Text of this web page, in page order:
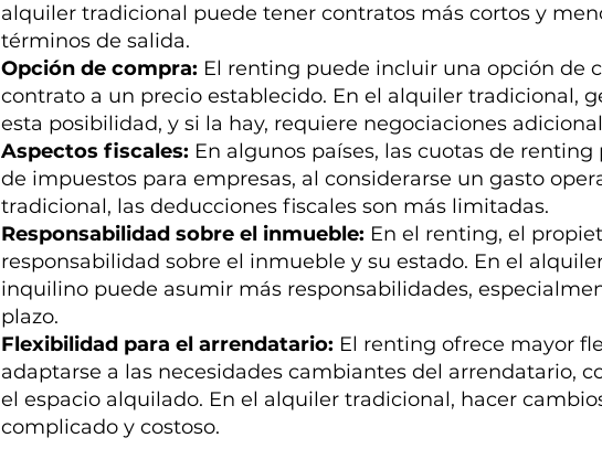
alquiler tradicional puede tener contratos más cortos y
términos de salida.
Opción de compra: El renting puede incluir una opción de
contrato a un precio establecido. En el alquiler tradicional,
esta posibilidad, y si la hay, requiere negociaciones
Aspectos fiscales: En algunos países, las cuotas de
de impuestos para empresas, al considerarse un gasto
tradicional, las deducciones fiscales son más limitadas.
Responsabilidad sobre el inmueble: En el renting, el
responsabilidad sobre el inmueble y su estado. En el
inquilino puede asumir más responsabilidades,
plazo.
Flexibilidad para el arrendatario: El renting ofrece mayor
adaptarse a las necesidades cambiantes del arrendatario,
el espacio alquilado. En el alquiler tradicional, hacer
complicado y costoso.